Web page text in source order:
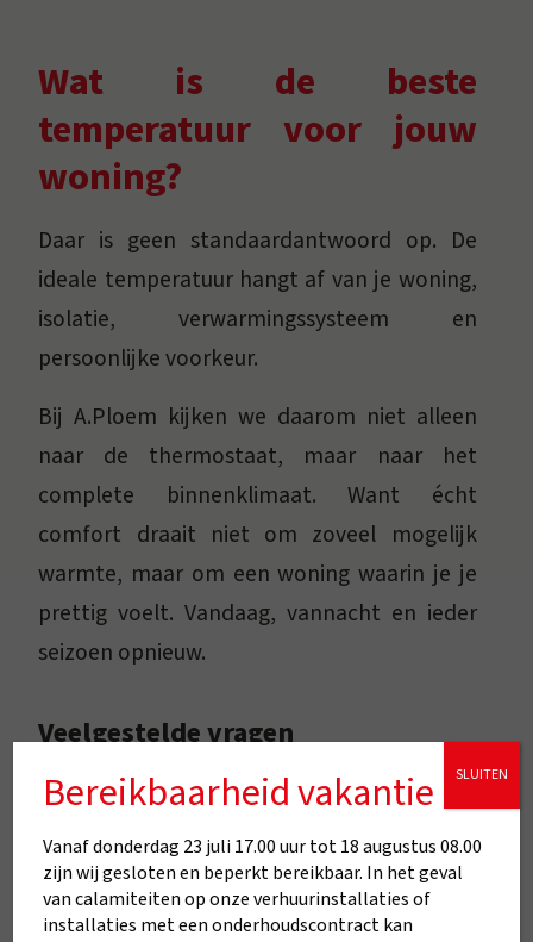
Wat is de beste
temperatuur voor jouw
woning?
Daar is geen standaardantwoord op. De
ideale temperatuur hangt af van je woning,
isolatie, verwarmingssysteem en
persoonlijke voorkeur.
Bij A.Ploem kijken we daarom niet alleen
naar de thermostaat, maar naar het
complete binnenklimaat. Want écht
comfort draait niet om zoveel mogelijk
warmte, maar om een woning waarin je je
prettig voelt. Vandaag, vannacht en ieder
seizoen opnieuw.
Veelgestelde vragen
Is 18 graden in huis gezond?
overdag prima. Wel hangt dit af van de
ruimte, je activiteiten en je persoonlijke
Bereikbaarheid vakantie
Vanaf donderdag 23 juli 17.00 uur tot 18 augustus 08.00
zijn wij gesloten en beperkt bereikbaar. In het geval
van calamiteiten op onze verhuurinstallaties of
installaties met een onderhoudscontract kan
SLUITEN